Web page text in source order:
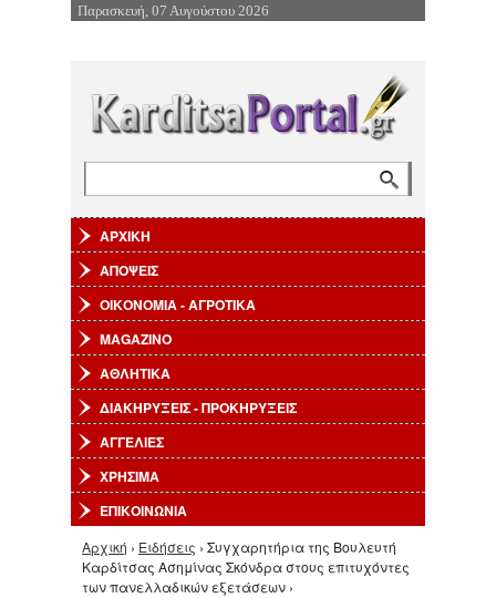
Επιστροφή στην Πλοήγηση
Παρασκευή, 07 Αυγούστου 2026
ΑΡΧΙΚΗ
ΑΠΟΨΕΙΣ
ΟΙΚΟΝΟΜΙΑ - ΑΓΡΟΤΙΚΑ
MAGAZINO
ΑΘΛΗΤΙΚΑ
ΔΙΑΚΗΡΥΞΕΙΣ - ΠΡΟΚΗΡΥΞΕΙΣ
ΑΓΓΕΛΙΕΣ
ΧΡΗΣΙΜΑ
ΕΠΙΚΟΙΝΩΝΙΑ
Είστε εδώ
Αρχική › Ειδήσεις › Συγχαρητήρια της Βουλευτή
Καρδίτσας Ασημίνας Σκόνδρα στους επιτυχόντες
των πανελλαδικών εξετάσεων ›